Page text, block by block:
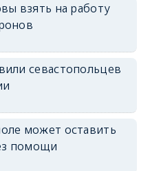
взять на работу
севастопольцев
может оставить
помощи